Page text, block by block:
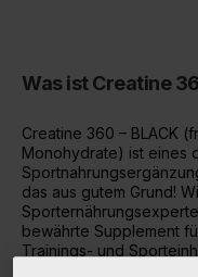
Was ist Creatine
Creatine 360 – BLACK
Monohydrate) ist eines
das aus gutem Grund!
bewährte Supplement
Trainings- und